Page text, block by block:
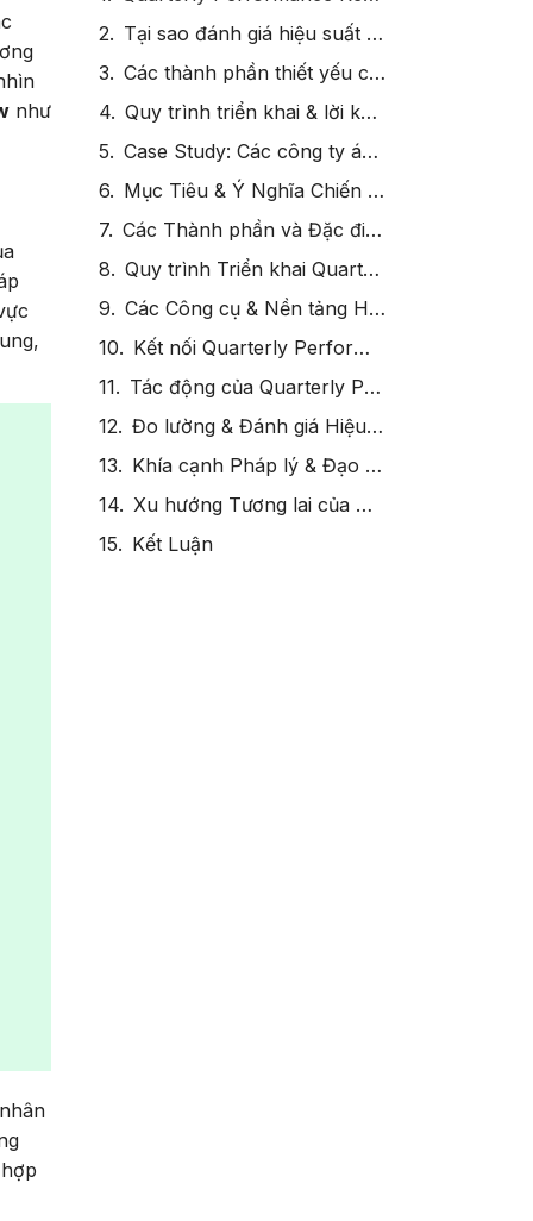
như
Tại sao đánh giá hiệu suất theo quý quan trọng hơn đánh giá hằng năm
Các thành phần thiết yếu của một Quarterly Performance Review hiệu quả
Quy trình triển khai & lời khuyên thực hành cho Quarterly Performance Review – Đánh giá hiệu suất theo quý
Case Study: Các công ty áp dụng Quarterly Performance Review thành công
Mục Tiêu & Ý Nghĩa Chiến Lược của Quarterly Performance Review
Các Thành phần và Đặc điểm Chính của Quarterly Performance Review
Quy trình Triển khai Quarterly Performance Review
Các Công cụ & Nền tảng Hỗ trợ cho Quarterly Performance Review
Kết nối Quarterly Performance Review với Các Thuật ngữ Quan trọng
Tác động của Quarterly Performance Review đến Tổ chức
Đo lường & Đánh giá Hiệu quả của Quarterly Performance Review
Khía cạnh Pháp lý & Đạo đức của Quarterly Performance Review
Xu hướng Tương lai của Quarterly Performance Review
Kết Luận